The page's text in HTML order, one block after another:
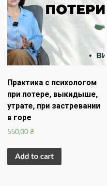
Практика с психологом
при потере, выкидыше,
утрате, при застревании
в горе
550,00 ₴
Add to cart